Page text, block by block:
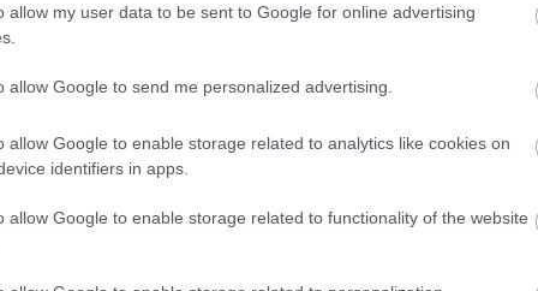
allow my user data to be sent to Google for online advertising
allow Google to send me personalized advertising.
allow Google to enable storage related to analytics like cookies on
identifiers in apps.
allow Google to enable storage related to functionality of the website
ÉS ODONIS ODONIS AZ A38
könnyed alterrocktól a punkon át az industrial csapatásig